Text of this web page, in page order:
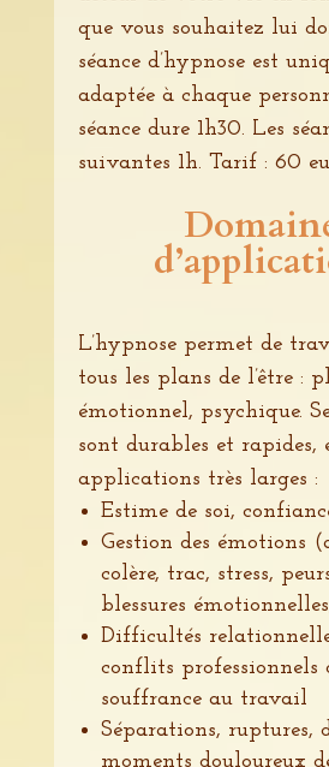
que vous souhaitez lui
séance d’hypnose est
adaptée à chaque
séance dure 1h30. Les
suivantes 1h. Tarif : 60
L’hypnose permet de
tous les plans de l’être :
émotionnel, psychique.
sont durables et rapides,
applications très larges :
Estime de soi,
Gestion des émotions
colère, trac, stress,
blessures
Difficultés
conflits
souffrance au travail
Séparations, ruptures,
moments douloureux